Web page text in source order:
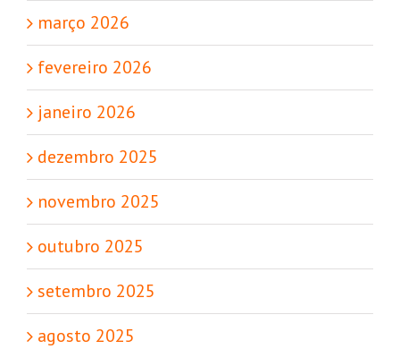
março 2026
fevereiro 2026
janeiro 2026
dezembro 2025
novembro 2025
outubro 2025
setembro 2025
agosto 2025